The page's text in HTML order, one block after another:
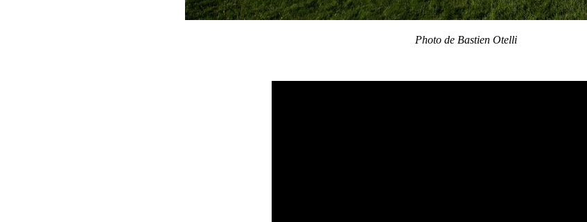
Photo de Bastien Otelli